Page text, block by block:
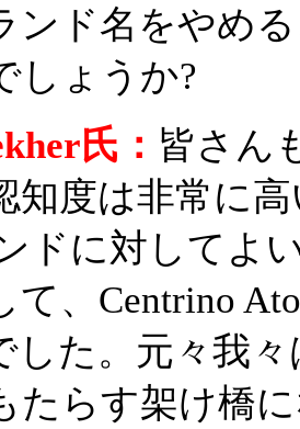
ンド名をやめ
しょうか?
氏： 皆さん
知度は非常に
ドに対してよ
て、Centrino
した。元々我
たらす架け橋